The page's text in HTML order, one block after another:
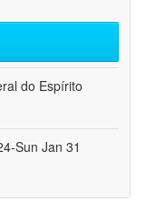
do Espírito
Sun Jan 31